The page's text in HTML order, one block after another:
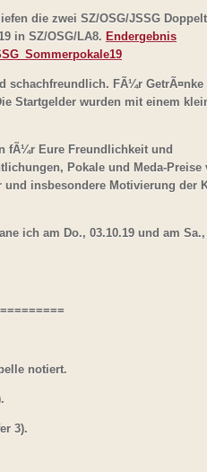
die zwei SZ/OSG/JSSG
in SZ/OSG/LA8. Endergebnis
schachfreundlich. FÃ¼r GetrÃ¤nke
Startgelder wurden mit einem
fÃ¼r Eure Freundlichkeit und
Pokale und Meda-Preise
insbesondere Motivierung der
ich am Do., 03.10.19 und am Sa.,
notiert.
3).